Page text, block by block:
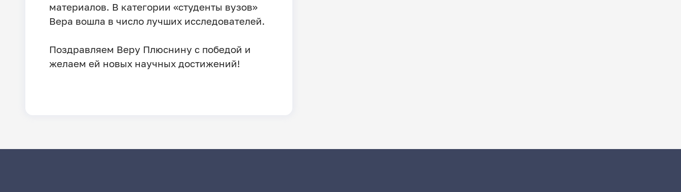
материалов. В категории «студенты вузов»
Вера вошла в число лучших исследователей.
Поздравляем Веру Плюснину с победой и
желаем ей новых научных достижений!